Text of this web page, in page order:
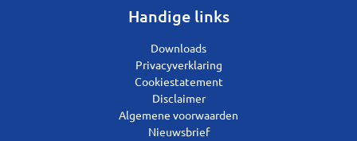
Handige links
Downloads
Privacyverklaring
Cookiestatement
Disclaimer
Algemene voorwaarden
Nieuwsbrief